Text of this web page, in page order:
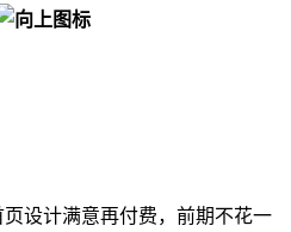
设计满意再付费，前期不花一